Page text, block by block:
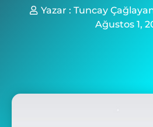
Yazar : Tuncay
Ağustos 1,